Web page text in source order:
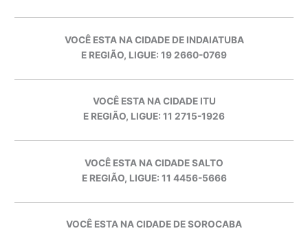
VOCÊ ESTA NA CIDADE DE INDAIATUBA
E REGIÃO, LIGUE: 19 2660-0769
VOCÊ ESTA NA CIDADE ITU
E REGIÃO, LIGUE: 11 2715-1926
VOCÊ ESTA NA CIDADE SALTO
E REGIÃO, LIGUE: 11 4456-5666
VOCÊ ESTA NA CIDADE DE SOROCABA